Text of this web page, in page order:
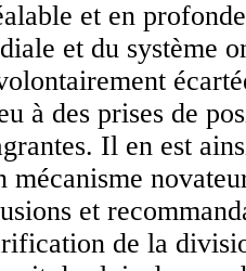
et en
et du système
à des prises de
Il en est
mécanisme
et
de la